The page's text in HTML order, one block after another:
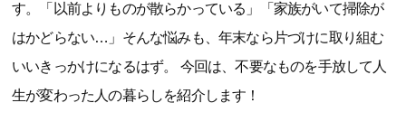
す。「以前よりものが散らかっている」「家族がいて掃除が
はかどらない…」そんな悩みも、年末なら片づけに取り組む
いいきっかけになるはず。 今回は、不要なものを手放して人
生が変わった人の暮らしを紹介します！